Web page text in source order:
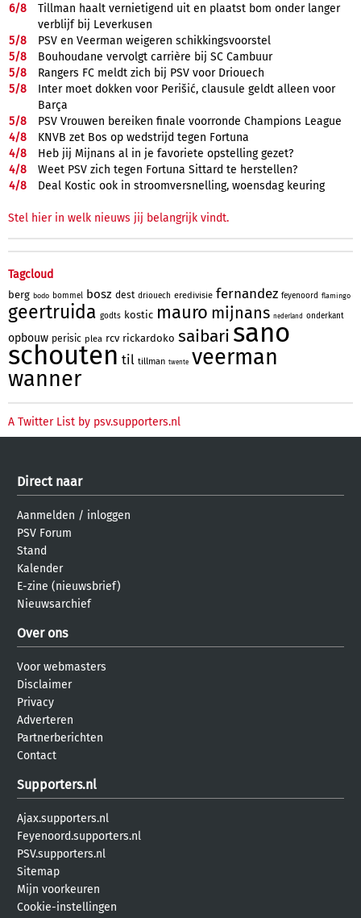
6/8
Tillman haalt vernietigend uit en plaatst bom onder langer
verblijf bij Leverkusen
5/8
PSV en Veerman weigeren schikkingsvoorstel
5/8
Bouhoudane vervolgt carrière bij SC Cambuur
5/8
Rangers FC meldt zich bij PSV voor Driouech
5/8
Inter moet dokken voor Perišić, clausule geldt alleen voor
Barça
5/8
PSV Vrouwen bereiken finale voorronde Champions League
4/8
KNVB zet Bos op wedstrijd tegen Fortuna
4/8
Heb jij Mijnans al in je favoriete opstelling gezet?
4/8
Weet PSV zich tegen Fortuna Sittard te herstellen?
4/8 Deal Kostic ook in stroomversnelling, woensdag keuring
Stel hier in welk nieuws jij belangrijk vindt.
Tagcloud
berg bodo bommel bosz dest driouech eredivisie fernandez feyenoord flamingo
geertruida godts kostic mauro mijnans nederland onderkant
opbouw perisic plea rcv rickardoko saibari sano
schouten til tillman twente veerman
wanner
A Twitter List by psv.supporters.nl
Direct naar
Aanmelden / inloggen
PSV Forum
Stand
Kalender
E-zine (nieuwsbrief)
Nieuwsarchief
Over ons
Voor webmasters
Disclaimer
Privacy
Adverteren
Partnerberichten
Contact
Supporters.nl
Ajax.supporters.nl
Feyenoord.supporters.nl
PSV.supporters.nl
Sitemap
Mijn voorkeuren
Cookie-instellingen